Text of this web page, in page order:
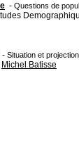
- Questions de
- Situation et
Michel Batisse